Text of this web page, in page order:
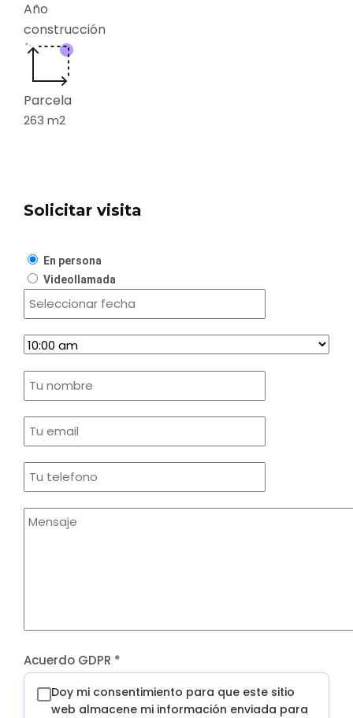
Año
construcción
Parcela
263 m2
Solicitar visita
En persona
Videollamada
Acuerdo GDPR *
Doy mi consentimiento para que este sitio
web almacene mi información enviada para